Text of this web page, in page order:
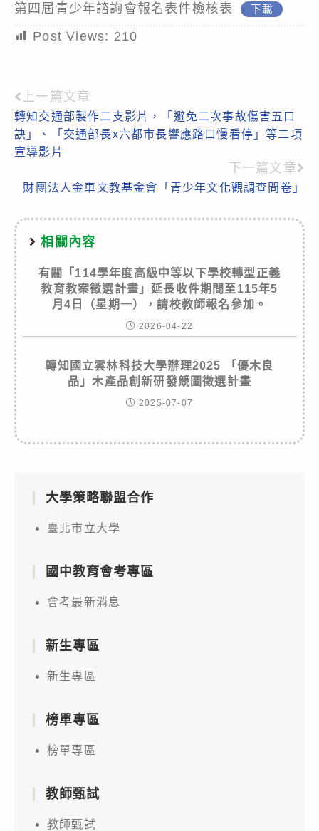
第四屆青少年諮詢會報名表件檢核表 下載
Post Views: 210
Read
more
articles
上一篇文章
轉知交通部製作二支影片，「避免二次事故傷害五口
訣」、「交通部長x六都市長響應路口慢看停」等二項
宣導影片
下一篇文章
財團法人金車文教基金會「青少年文化觀調查問卷」
相關內容
有關「114學年度高級中等以下學校轉型正義
教育教案徵選計畫」延長收件期間至115年5
月4日（星期一），請校教師報名參加。
2026-04-22
轉知國立雲林科技大學辦理2025 「優木良
品」木產品創新研發競圖徵選計畫
2025-07-07
大學策略聯盟合作
臺北市立大學
國中教育會考專區
會考最新消息
新生專區
新生專區
榜單專區
榜單專區
教師甄試
教師甄試